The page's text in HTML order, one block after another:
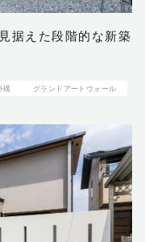
据えた段階的な新築
構
グランドアートウォール